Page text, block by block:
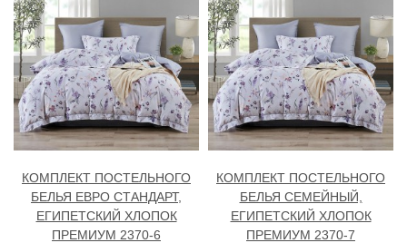
КОМПЛЕКТ ПОСТЕЛЬНОГО
БЕЛЬЯ ЕВРО СТАНДАРТ,
ЕГИПЕТСКИЙ ХЛОПОК
ПРЕМИУМ 2370-6
КОМПЛЕКТ ПОСТЕЛЬНОГО
БЕЛЬЯ СЕМЕЙНЫЙ,
ЕГИПЕТСКИЙ ХЛОПОК
ПРЕМИУМ 2370-7